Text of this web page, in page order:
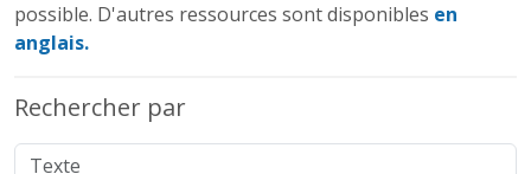
possible. D'autres ressources sont disponibles en
anglais.
Rechercher par